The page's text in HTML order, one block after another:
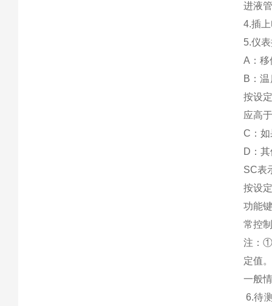
进液
4.插
5.仪
A：
B：
按设
应高
C：
D：
SC表
按设
功能
常控
注：①
定
一般
6.待